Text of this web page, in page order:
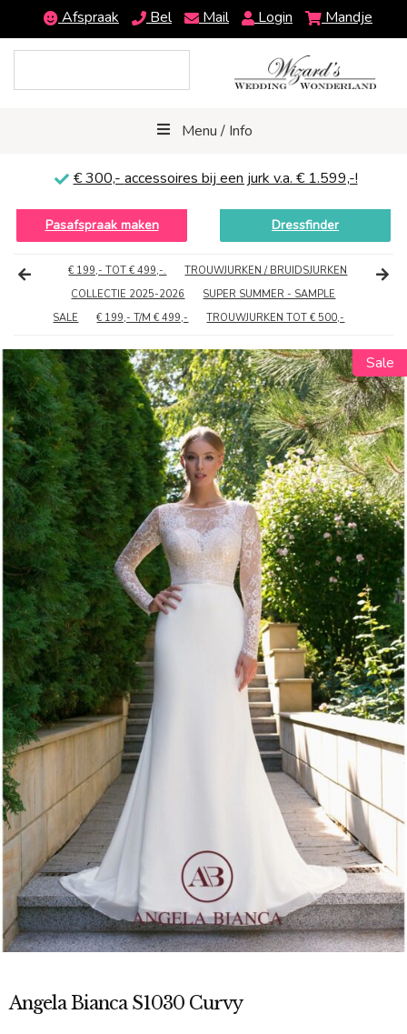
Afspraak Bel Mail Login Mandje
Menu / Info
€ 300,- accessoires bij een jurk v.a. € 1.599,-!
Pasafspraak maken Dressfinder
€ 199,- TOT € 499,-.
TROUWJURKEN / BRUIDSJURKEN
COLLECTIE 2025-2026
SUPER SUMMER - SAMPLE
SALE
€ 199,- T/M € 499,- TROUWJURKEN TOT € 500,-
Sale
Angela Bianca S1030 Curvy